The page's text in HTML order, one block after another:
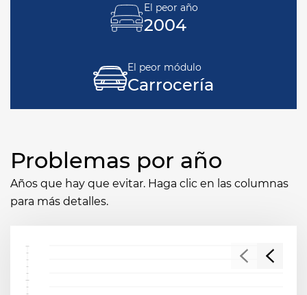
El peor año
2004
El peor módulo
Carrocería
Problemas por año
Años que hay que evitar. Haga clic en las columnas
para más detalles.